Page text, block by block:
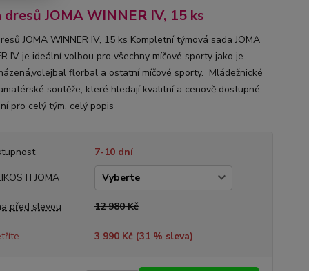
dresů JOMA WINNER IV, 15 ks
JOMA WINNER IV, 15 ks Kompletní týmová sada JOMA
IV je ideální volbou pro všechny míčové sporty jako je
florbal a ostatní míčové sporty. Mládežnické
soutěže, které hledají kvalitní a cenově dostupné
pro celý tým. celý popis
7-10 dní
JOMA
před slevou 12 980 Kč
3 990 Kč (31% sleva)